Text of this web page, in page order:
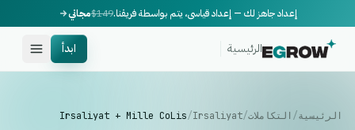
إعداد جاهز لك — إعداد قياسي، يتم بواسطة فريقنا.$149مجاني
الرئيسية ابدأ
الرئيسية/ التكاملات/
Irsaliyat
/
Irsaliyat + Mille CoLis